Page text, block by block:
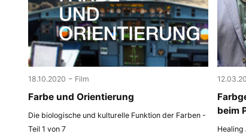
18.10.2020 - Film
Farbe und Orientierung
Die biologische und kulturelle Funktion der Farben -
Teil 1 von 7
beim
Healing